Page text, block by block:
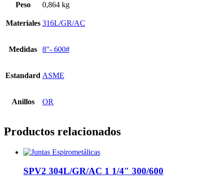
Peso 0,864 kg
Materiales 316L/GR/AC
Medidas 8"- 600#
Estandard ASME
Anillos OR
Productos relacionados
SPV2 304L/GR/AC 1 1/4″ 300/600